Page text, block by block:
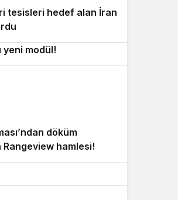
tesisleri hedef alan İran
yeni modül!
döküm
hamlesi!